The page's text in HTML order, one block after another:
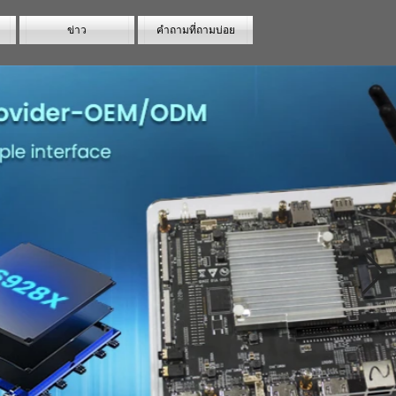
ข่าว คำถามที่ถามบ่อย